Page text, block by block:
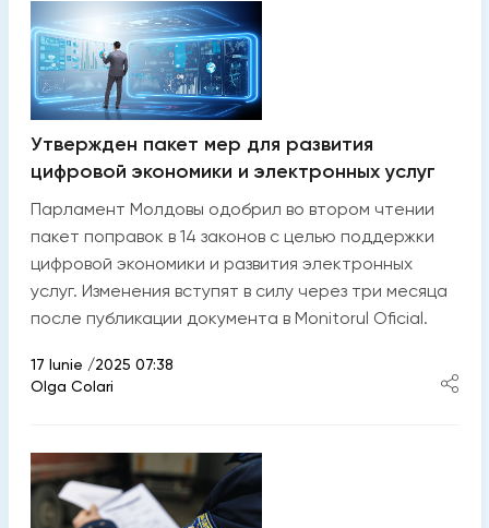
Утвержден пакет мер для развития
цифровой экономики и электронных услуг
Парламент Молдовы одобрил во втором чтении
пакет поправок в 14 законов с целью поддержки
цифровой экономики и развития электронных
услуг. Изменения вступят в силу через три месяца
после публикации документа в Monitorul Oficial.
17 Iunie /2025 07:38
Olga Colari